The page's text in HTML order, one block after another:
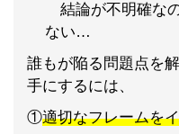
結論が不明確な
ない…
誰もが陥る問題点を
手にするには、
①適切なフレームを